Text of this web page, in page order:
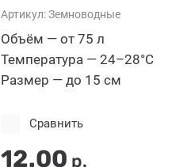
Артикул:Земноводные
Объём — от 75 л
Температура — 24–28°C
Размер — до 15 см
12.00 р.
Сравнить